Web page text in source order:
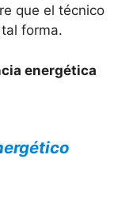
que el técnico
forma.
energética